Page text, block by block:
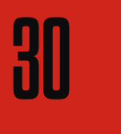
30